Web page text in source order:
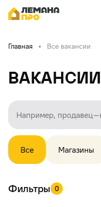
Главная Все вакансии
Вакансии
Все Магазины
Фильтры 0